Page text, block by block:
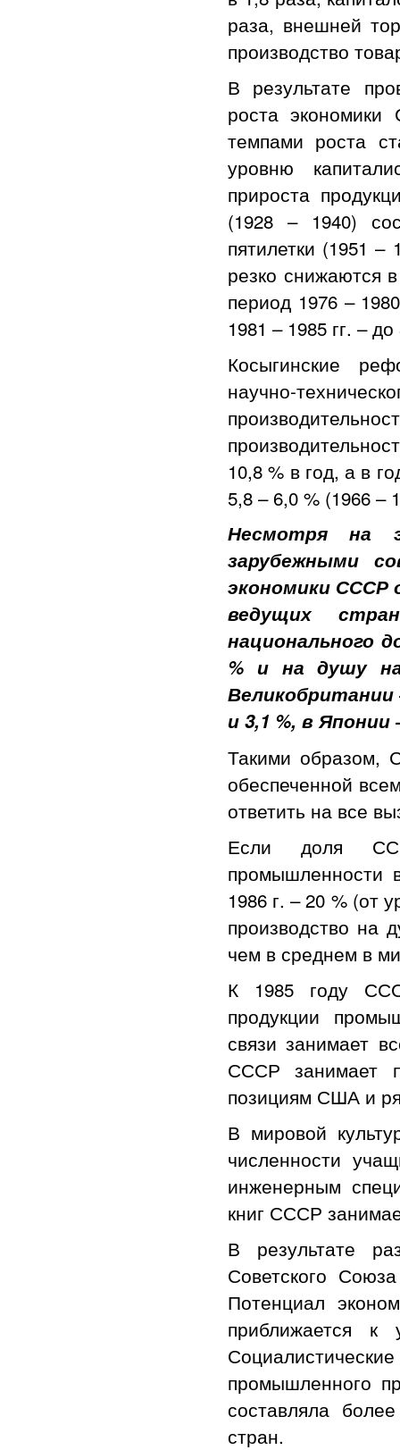
раза, внешней
производство
В результате
роста
темпами роста
уровню
прироста
(1928 – 1940)
пятилетки (1951
резко снижаются
период 1976 –
1981 – 1985 гг.
Косыгинские
научно-
10,8 % в год, а в
5,8 – 6,0 % (1966 –
Несмотря на
зарубежными
экономики СССР
ведущих
национального
% и на душу
Великобритании
и 3,1 %, в Японии
Такими образом,
обеспеченной
ответить на все
Если доля
промышленности
1986 г. – 20 % (от
производство на
чем в среднем в
К 1985 году
продукции
связи занимает
СССР занимает
позициям США и
В мировой
численности
инженерным
книг СССР
В результате
Советского
Потенциал
приближается к
промышленного
составляла
стран.